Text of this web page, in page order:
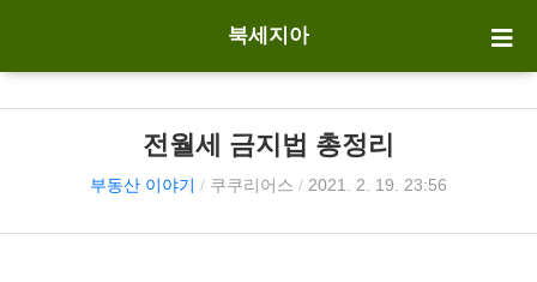
북세지아
전월세 금지법 총정리
부동산 이야기 / 쿠쿠리어스 / 2021. 2. 19. 23:56